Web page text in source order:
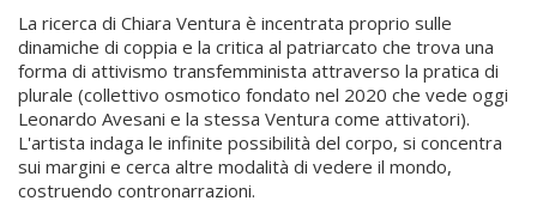
La ricerca di Chiara Ventura è incentrata proprio sulle
dinamiche di coppia e la critica al patriarcato che trova una
forma di attivismo transfemminista attraverso la pratica di
plurale (collettivo osmotico fondato nel 2020 che vede oggi
Leonardo Avesani e la stessa Ventura come attivatori).
L'artista indaga le infinite possibilità del corpo, si concentra
sui margini e cerca altre modalità di vedere il mondo,
costruendo contronarrazioni.